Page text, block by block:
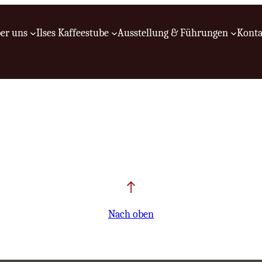
uns Ilses Kaffeestube Ausstellung & Führungen
Nach oben